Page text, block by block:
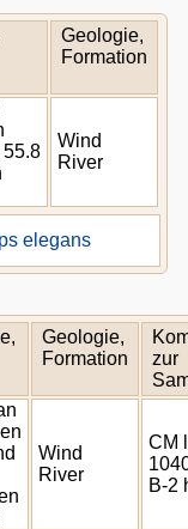
Geologie,
Formation
Wind
River
elegans
Geologie,
Formation
zur
Wind
River
CM
B-2